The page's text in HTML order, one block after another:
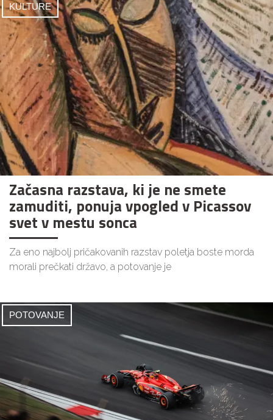
KULTURE
Začasna razstava, ki je ne smete
zamuditi, ponuja vpogled v Picassov
svet v mestu sonca
Za eno najbolj pričakovanih razstav poletja boste morda
morali prečkati državo, a potovanje je
POTOVANJE